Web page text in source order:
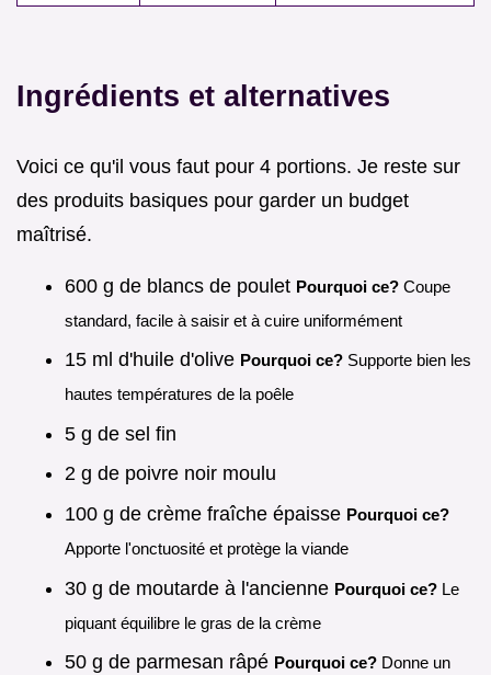
Ingrédients et alternatives
Voici ce qu'il vous faut pour 4 portions. Je reste sur
des produits basiques pour garder un budget
maîtrisé.
600 g de blancs de poulet Pourquoi ce? Coupe
standard, facile à saisir et à cuire uniformément
15 ml d'huile d'olive Pourquoi ce? Supporte bien les
hautes températures de la poêle
5 g de sel fin
2 g de poivre noir moulu
100 g de crème fraîche épaisse Pourquoi ce?
Apporte l'onctuosité et protège la viande
30 g de moutarde à l'ancienne Pourquoi ce? Le
piquant équilibre le gras de la crème
50 g de parmesan râpé Pourquoi ce? Donne un